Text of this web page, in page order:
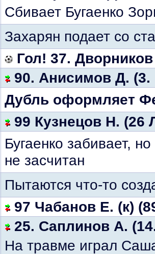
Сбивает Бугаенко
Захарян подает со
Гол! 37.
90. Анисимов Д. (3.
Дубль оформляет
99 Кузнецов Н. (26
Бугаенко забивает,
не засчитан
Пытаются что-то
97 Чабанов Е. (к)
25. Саплинов А.
На травме играл